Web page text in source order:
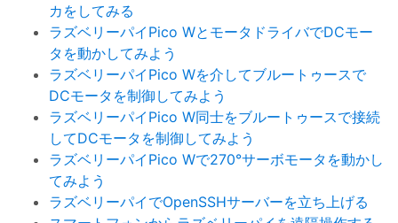
カをしてみる
ラズベリーパイPico WとモータドライバでDCモー
タを動かしてみよう
ラズベリーパイPico Wを介してブルートゥースで
DCモータを制御してみよう
ラズベリーパイPico W同士をブルートゥースで接続
してDCモータを制御してみよう
ラズベリーパイPico Wで270°サーボモータを動かし
てみよう
ラズベリーパイでOpenSSHサーバーを立ち上げる